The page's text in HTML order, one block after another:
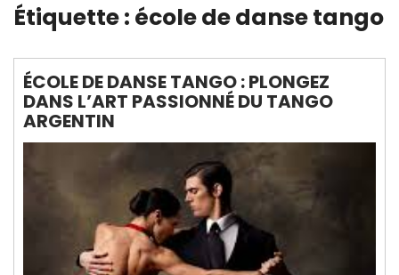
Étiquette : école de danse tango
ÉCOLE DE DANSE TANGO : PLONGEZ
DANS L’ART PASSIONNÉ DU TANGO
ARGENTIN